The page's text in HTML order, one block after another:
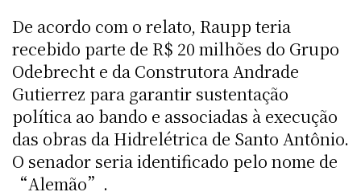
De acordo com o relato, Raupp teria
recebido parte de R$ 20 milhões do Grupo
Odebrecht e da Construtora Andrade
Gutierrez para garantir sustentação
política ao bando e associadas à execução
das obras da Hidrelétrica de Santo Antônio.
O senador seria identificado pelo nome de
“Alemão”.